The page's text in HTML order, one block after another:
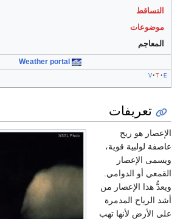
التساقط
موضوعات
المعاجم
Weather portal
v t e
تعريفات
الإعصار هو ريح
عاصفة لولبية قوية،
ويسمى الإعصار
القمعي أو الدوامي.
ويعدُّ هذا الإعصار من
أشد الرياح المدمرة
على الأرض لأنها تهب